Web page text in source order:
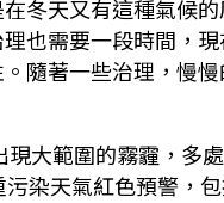
冬天又有這種氣候
也需要一段時間，
隨著一些治理，慢
大範圍的霧霾，多
染天氣紅色預警，